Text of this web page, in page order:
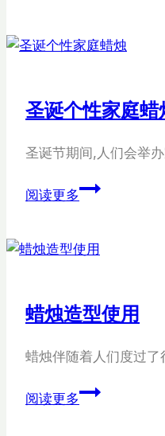
烛
圣诞个性家庭蜡
圣诞节期间,人们会举
阅读更多圣
性
蜡
蜡烛造型使用
蜡烛伴随着人们度过
阅读更多蜡